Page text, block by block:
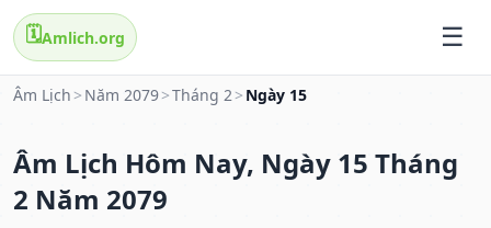
🗓️Amlich.org
Âm Lịch > Năm 2079>Tháng 2> Ngày 15
Âm Lịch Hôm Nay, Ngày 15 Tháng
2 Năm 2079